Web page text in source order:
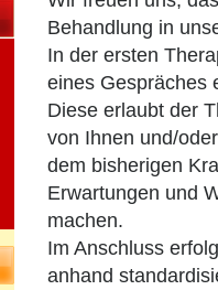
Behandlung in
In der ersten
eines Gespräches
Diese erlaubt der
von Ihnen und/
dem bisherigen
Erwartungen und
machen.
Im Anschluss
anhand